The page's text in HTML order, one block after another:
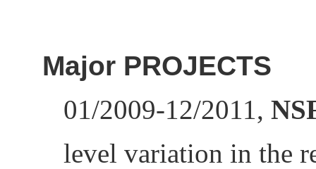
Major PROJECTS
01/2009-12/2011,
level variation in the